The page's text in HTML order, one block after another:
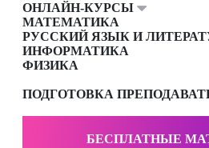
ОНЛАЙН-КУРСЫ
МАТЕМАТИКА
РУССКИЙ ЯЗЫК И
ИНФОРМАТИКА
ФИЗИКА
ПОДГОТОВКА
БЕСПЛАТНЫЕ